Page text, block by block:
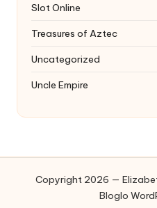
Slot Online
Treasures of Aztec
Uncategorized
Uncle Empire
Copyright 2026 —
Bloglo